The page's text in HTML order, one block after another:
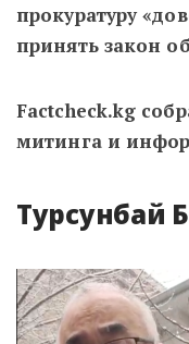
прокуратуру
принять закон
Factcheck.kg
митинга и
Турсунбай